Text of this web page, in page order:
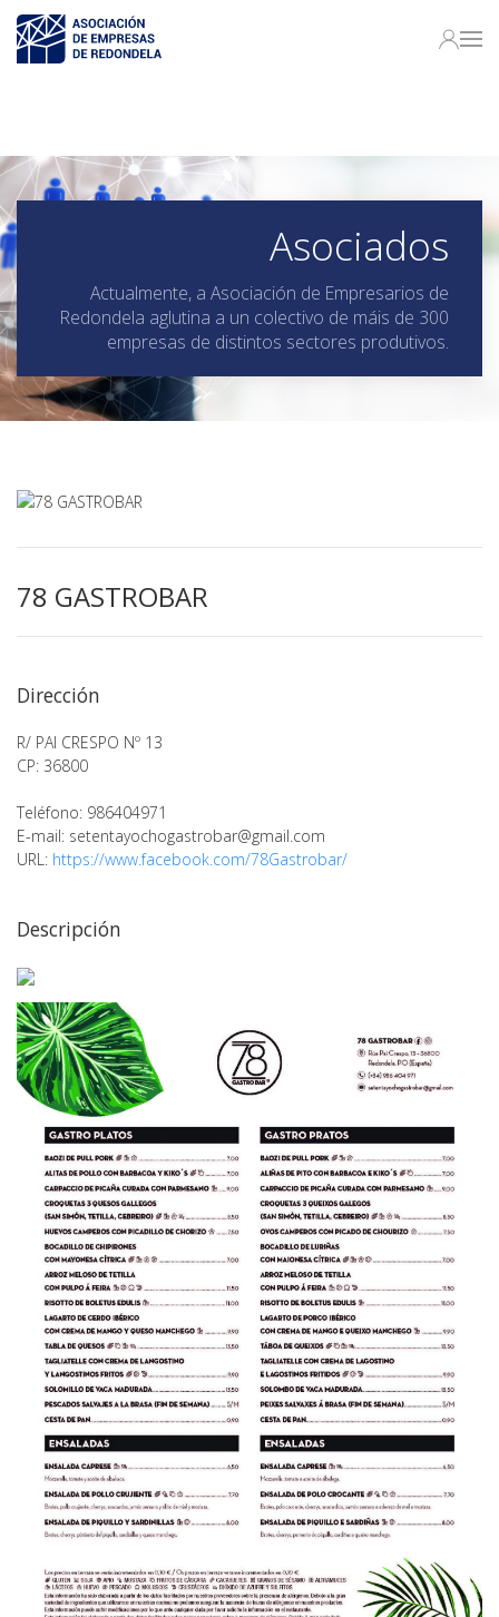
Asociados
Actualmente, a Asociación de Empresarios de
Redondela aglutina a un colectivo de máis de 300
empresas de distintos sectores produtivos.
78 GASTROBAR
Dirección
R/ PAI CRESPO Nº 13
CP: 36800
Teléfono: 986404971
E-mail: setentayochogastrobar@gmail.com
URL: https://www.facebook.com/78Gastrobar/
Descripción